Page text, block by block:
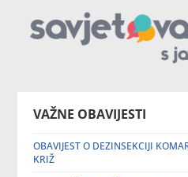
VAŽNE OBAVIJESTI
OBAVIJEST O DEZINSEKCIJI
KRIŽ